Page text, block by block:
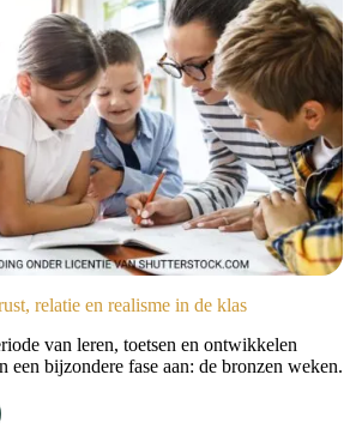
relatie en realisme in de klas
van leren, toetsen en ontwikkelen
een bijzondere fase aan: de bronzen weken.